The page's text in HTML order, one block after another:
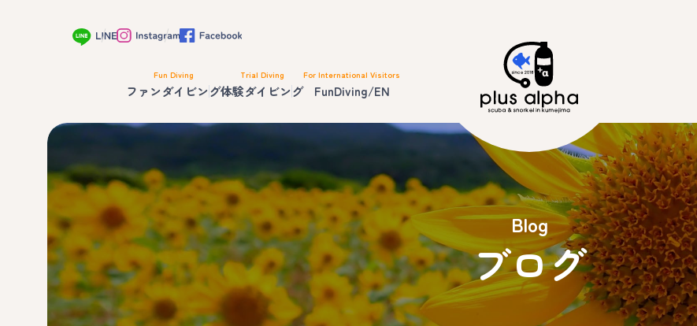
Fun Diving
ファンダイビング
Trial Diving
体験ダイビング
For International Visitors
FunDiving/EN
Blog
ブログ